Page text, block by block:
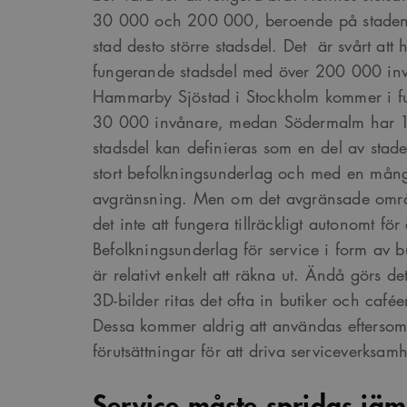
30 000 och 200 000, beroende på
stad desto större stadsdel. Det är svårt att
fungerande stadsdel med över 200 000
Hammarby Sjöstad i Stockholm kommer i
30 000 invånare, medan Södermalm har
stadsdel kan definieras som en del av
stort befolkningsunderlag och med en
avgränsning. Men om det avgränsade
det inte att fungera tillräckligt autonomt för
Befolkningsunderlag för service i form av
är relativt enkelt att räkna ut. Ändå görs
3D-bilder ritas det ofta in butiker och
Dessa kommer aldrig att användas
förutsättningar för att driva
Namn
_ga
LLC
_ga_YPLQ693FFW
Namn
YSC
__Secure-
_cs_id
VISITOR_INFO1_LIVE
Namn Provider /
_cfuvid
.vimeo.com
_cfuvid
__cf_bm Cloudflare
.vimeo.com
Google Privacy